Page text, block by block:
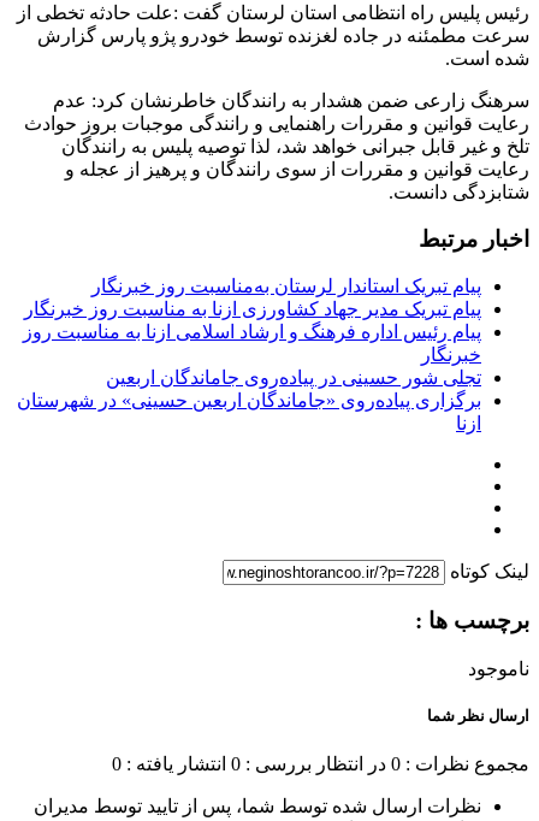
رئیس پلیس راه انتظامی استان لرستان گفت :علت حادثه تخطی از
سرعت مطمئنه در جاده لغزنده توسط خودرو پژو پارس گزارش
شده است.
سرهنگ زارعی ضمن هشدار به رانندگان خاطرنشان کرد: عدم
رعایت قوانین و مقررات راهنمایی و رانندگی موجبات بروز حوادث
تلخ و غیر قابل جبرانی خواهد شد، لذا توصیه پلیس به رانندگان
رعایت قوانین و مقررات از سوی رانندگان و پرهیز از عجله و
شتابزدگی دانست.
اخبار مرتبط
پیام تبریک استاندار لرستان به‌مناسبت روز خبرنگار
پیام تبریک مدیر جهاد کشاورزی ازنا به مناسبت روز خبرنگار
پیام رئیس اداره فرهنگ و ارشاد اسلامی ازنا به مناسبت روز
خبرنگار
تجلی شور حسینی در پیاده‌روی جاماندگان اربعین
برگزاری پیاده‌روی «جاماندگان اربعین حسینی» در شهرستان
ازنا
لینک کوتاه
برچسب ها :
ناموجود
ارسال نظر شما
مجموع نظرات : 0 در انتظار بررسی : 0 انتشار یافته : 0
نظرات ارسال شده توسط شما، پس از تایید توسط مدیران